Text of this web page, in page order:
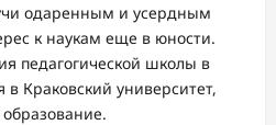
одаренным и усердным
к наукам еще в юности.
педагогической школы в
Краковский университет,